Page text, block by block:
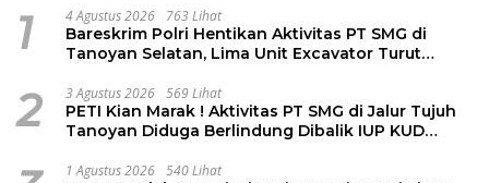
1 4 Agustus 2026 763 Lihat
Bareskrim Polri Hentikan Aktivitas PT SMG di
Tanoyan Selatan, Lima Unit Excavator Turut
2 3 Agustus 2026 569 Lihat
PETI Kian Marak ! Aktivitas PT SMG di Jalur Tujuh
Tanoyan Diduga Berlindung Dibalik IUP KUD
1 Agustus 2026 540 Lihat